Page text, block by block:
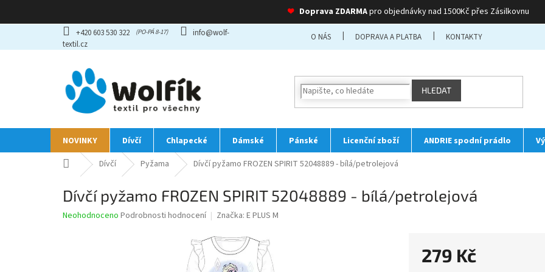
❤ Doprava ZDARMApro objednávky nad 1500Kč přes Zásilkovnu
obsah
+420 603 530 322
info@wolf-
textil.cz
O NÁS DOPRAVA A PLATBA KONTAKTY
HLEDAT
NOVINKY Dívčí Chlapecké Dámské Pánské Licenční zboží ANDRIE spodní prádlo
Domů Dívčí Pyžama Dívčí pyžamo FROZEN SPIRIT 52048889 - bílá/petrolejová
Dívčí pyžamo FROZEN SPIRIT 52048889 - bílá/petrolejová
Průměrné
Neohodnoceno Podrobnosti hodnocení Značka: E PLUS M
279 Kč